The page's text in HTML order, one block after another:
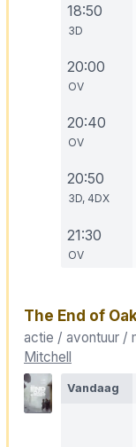
18:50
3D
20:00
OV
20:40
OV
20:50
3D, 4DX
21:30
OV
The End of
actie / avontuur /
Mitchell
Vandaag